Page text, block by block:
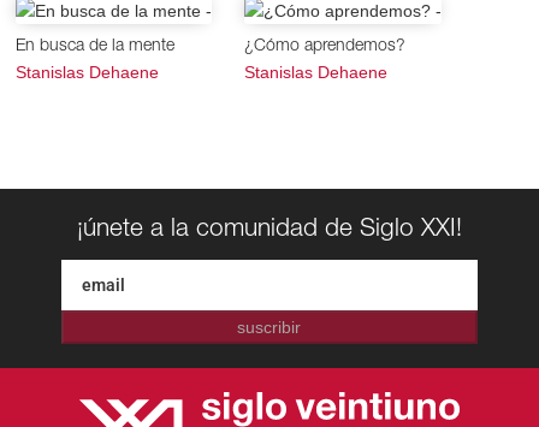
En busca de la mente
Stanislas Dehaene
¿Cómo aprendemos?
Stanislas Dehaene
¡únete a la comunidad de Siglo XXI!
suscribir